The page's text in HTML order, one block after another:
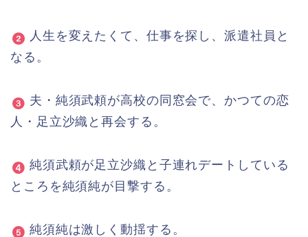
人生を変えたくて、仕事を探し、派遣社員と
なる。
夫・純須武頼が高校の同窓会で、かつての恋
人・足立沙織と再会する。
純須武頼が足立沙織と子連れデートしている
ところを純須純が目撃する。
純須純は激しく動揺する。